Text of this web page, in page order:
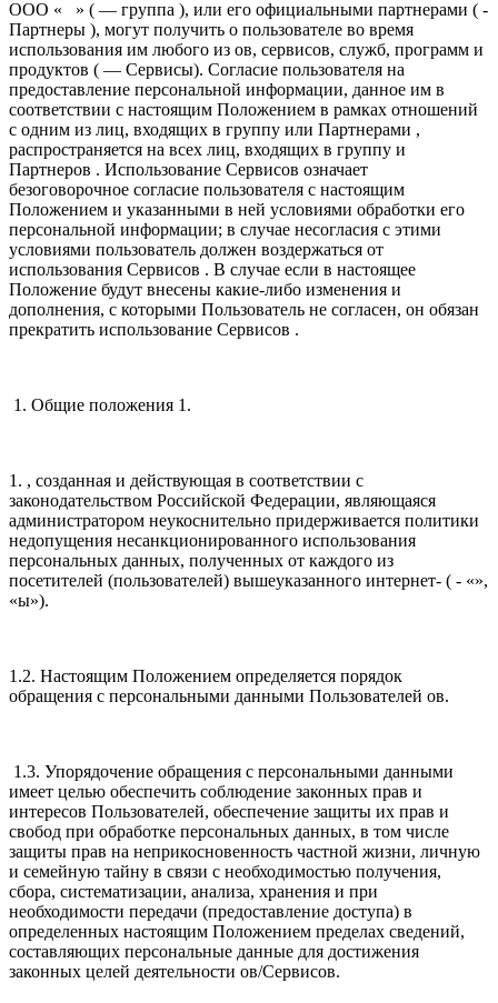
ООО « » ( — группа ), или его официальными партнерами ( -
Партнеры ), могут получить о пользователе во время
использования им любого из ов, сервисов, служб, программ и
продуктов ( — Сервисы). Согласие пользователя на
предоставление персональной информации, данное им в
соответствии с настоящим Положением в рамках отношений
с одним из лиц, входящих в группу или Партнерами ,
распространяется на всех лиц, входящих в группу и
Партнеров . Использование Сервисов означает
безоговорочное согласие пользователя с настоящим
Положением и указанными в ней условиями обработки его
персональной информации; в случае несогласия с этими
условиями пользователь должен воздержаться от
использования Сервисов . В случае если в настоящее
Положение будут внесены какие-либо изменения и
дополнения, с которыми Пользователь не согласен, он обязан
прекратить использование Сервисов .
1. Общие положения 1.
1. , созданная и действующая в соответствии с
законодательством Российской Федерации, являющаяся
администратором неукоснительно придерживается политики
недопущения несанкционированного использования
персональных данных, полученных от каждого из
посетителей (пользователей) вышеуказанного интернет- ( - «»,
«ы»).
1.2. Настоящим Положением определяется порядок
обращения с персональными данными Пользователей ов.
1.3. Упорядочение обращения с персональными данными
имеет целью обеспечить соблюдение законных прав и
интересов Пользователей, обеспечение защиты их прав и
свобод при обработке персональных данных, в том числе
защиты прав на неприкосновенность частной жизни, личную
и семейную тайну в связи с необходимостью получения,
сбора, систематизации, анализа, хранения и при
необходимости передачи (предоставление доступа) в
определенных настоящим Положением пределах сведений,
составляющих персональные данные для достижения
законных целей деятельности ов/Сервисов.